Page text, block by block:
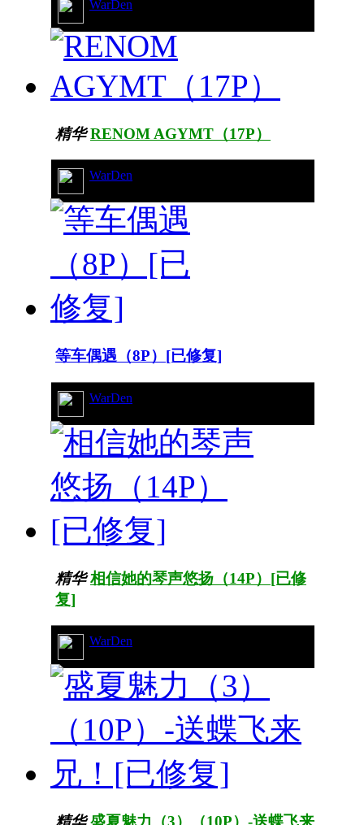
WarDen
精华 RENOM AGYMT（17P）
WarDen
等车偶遇（8P）[已修复]
WarDen
精华 相信她的琴声悠扬（14P）[已修
复]
WarDen
精华 盛夏魅力（3）（10P）-送蝶飞来